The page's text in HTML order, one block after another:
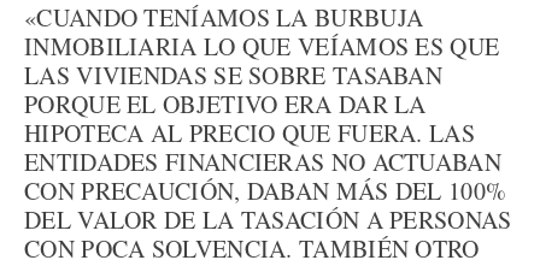
«CUANDO TENÍAMOS LA BURBUJA
INMOBILIARIA LO QUE VEÍAMOS ES QUE
LAS VIVIENDAS SE SOBRE TASABAN
PORQUE EL OBJETIVO ERA DAR LA
HIPOTECA AL PRECIO QUE FUERA. LAS
ENTIDADES FINANCIERAS NO ACTUABAN
CON PRECAUCIÓN, DABAN MÁS DEL 100%
DEL VALOR DE LA TASACIÓN A PERSONAS
CON POCA SOLVENCIA. TAMBIÉN OTRO